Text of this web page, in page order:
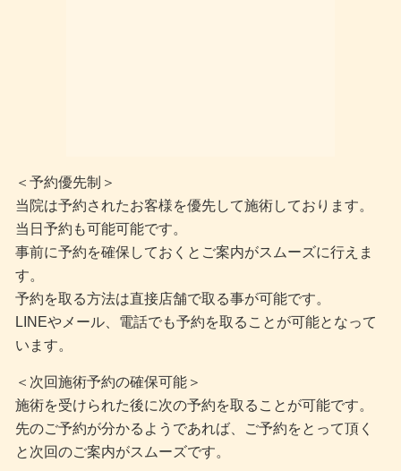
＜予約優先制＞
当院は予約されたお客様を優先して施術しております。
当日予約も可能可能です。
事前に予約を確保しておくとご案内がスムーズに行えま
す。
予約を取る方法は直接店舗で取る事が可能です。
LINEやメール、電話でも予約を取ることが可能となって
います。
＜次回施術予約の確保可能＞
施術を受けられた後に次の予約を取ることが可能です。
先のご予約が分かるようであれば、ご予約をとって頂く
と次回のご案内がスムーズです。